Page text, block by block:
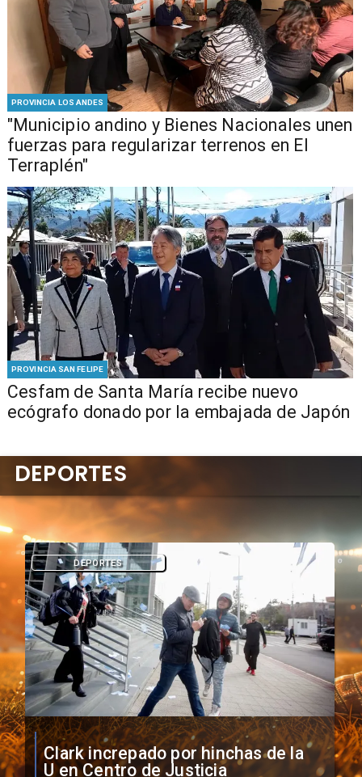
PROVINCIA LOS ANDES
"Municipio andino y Bienes Nacionales unen
fuerzas para regularizar terrenos en El
Terraplén"
PROVINCIA SAN FELIPE
Cesfam de Santa María recibe nuevo
ecógrafo donado por la embajada de Japón
Vozinha firma contrato con Colo
Colo como nuevo arquero
DEPORTES
DEPORTES